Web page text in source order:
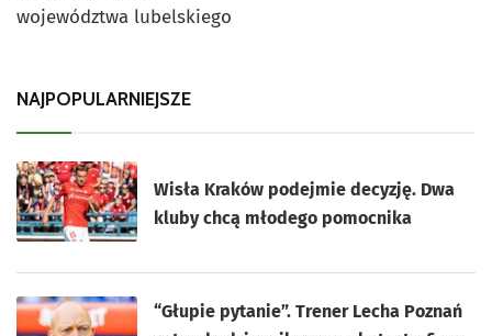
województwa lubelskiego
NAJPOPULARNIEJSZE
Wisła Kraków podejmie decyzję. Dwa
kluby chcą młodego pomocnika
“Głupie pytanie”. Trener Lecha Poznań